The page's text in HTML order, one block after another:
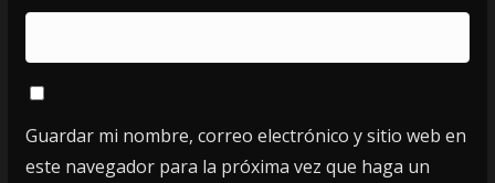
Guardar mi nombre, correo electrónico y sitio web en
este navegador para la próxima vez que haga un